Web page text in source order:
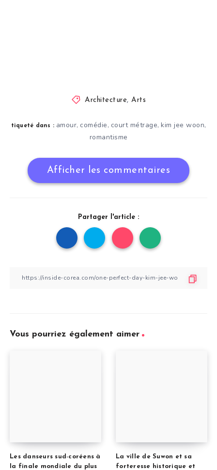
Architecture,Arts
tiqueté dans : amour, comédie, court métrage, kim jee woon,
romantisme
Afficher les commentaires
Partager l'article :
Vous pourriez également aimer
Les danseurs sud-coréens à
la finale mondiale du plus
La ville de Suwon et sa
forteresse historique et